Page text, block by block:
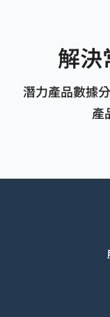
解決
潛力產品數據
產